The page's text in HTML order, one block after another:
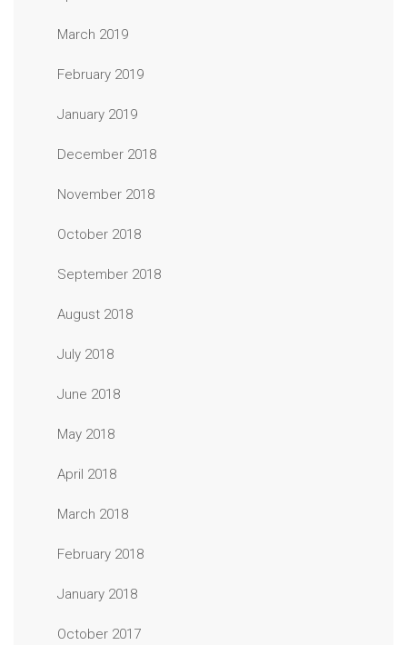
March 2019
February 2019
January 2019
December 2018
November 2018
October 2018
September 2018
August 2018
July 2018
June 2018
May 2018
April 2018
March 2018
February 2018
January 2018
October 2017